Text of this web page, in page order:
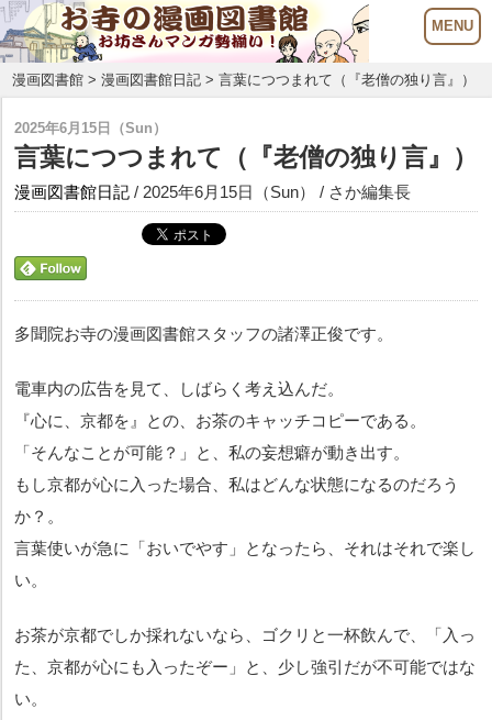
漫画図書館 >漫画図書館日記 > 言葉につつまれて（『老僧の独り言』）
2025年6月15日（Sun）
言葉につつまれて（『老僧の独り言』）
漫画図書館日記 / 2025年6月15日（Sun） / さか編集長
多聞院お寺の漫画図書館スタッフの諸澤正俊です。
電車内の広告を見て、しばらく考え込んだ。
『心に、京都を』との、お茶のキャッチコピーである。
「そんなことが可能？」と、私の妄想癖が動き出す。
もし京都が心に入った場合、私はどんな状態になるのだろう
か？。
言葉使いが急に「おいでやす」となったら、それはそれで楽し
い。
お茶が京都でしか採れないなら、ゴクリと一杯飲んで、「入っ
た、京都が心にも入ったぞー」と、少し強引だが不可能ではな
い。